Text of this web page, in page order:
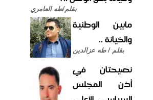
بقلم/طه العامري
مابين الوطنية
والخيانة ..
بقلم / طه عزالدين
نصيحتان في
أذن المجلس